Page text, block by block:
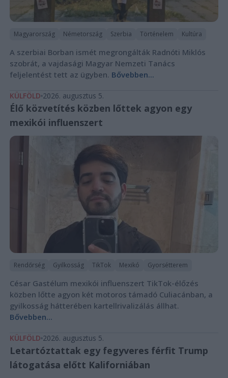
Magyarország Németország Szerbia Történelem Kultúra
A szerbiai Borban ismét megrongálták Radnóti Miklós
szobrát, a vajdasági Magyar Nemzeti Tanács
feljelentést tett az ügyben. Bővebben...
KÜLFÖLD 2026. augusztus 5.
Élő közvetítés közben lőttek agyon egy
mexikói influenszert
Rendőrség Gyilkosság TikTok Mexikó Gyorsétterem
César Gastélum mexikói influenszert TikTok-élőzés
közben lőtte agyon két motoros támadó Culiacánban, a
gyilkosság hátterében kartellrivalizálás állhat.
Bővebben...
KÜLFÖLD 2026. augusztus 5.
Letartóztattak egy fegyveres férfit Trump
látogatása előtt Kaliforniában